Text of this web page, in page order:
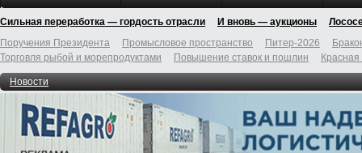
Сильная переработка — гордость отрасли И вновь — аукционы
Поручения Президента
Промысловое пространство Питер-2026
Торговля рыбой и морепродуктами
Повышение ставок и пошлин
Новости